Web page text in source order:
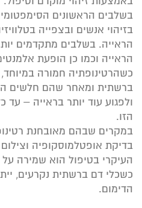
בשלבים הראשונים
בזיהוי אנשים ובצפייה
הראייה. בשלבים מתקדמים
הראייה וכמו כן הופעת
כשהרטינופתיה חמורה
ברשתית ומאחר שהם חלשים
ולפגוע עוד יותר בראייה – עד
הזו.
במקרים שבהם מאובחנת
בדיקת אופטלמוסקופיה
העיקרי בטיפול הוא שמירה
כשכלי דם ברשתית נקרעים,
הדימום.